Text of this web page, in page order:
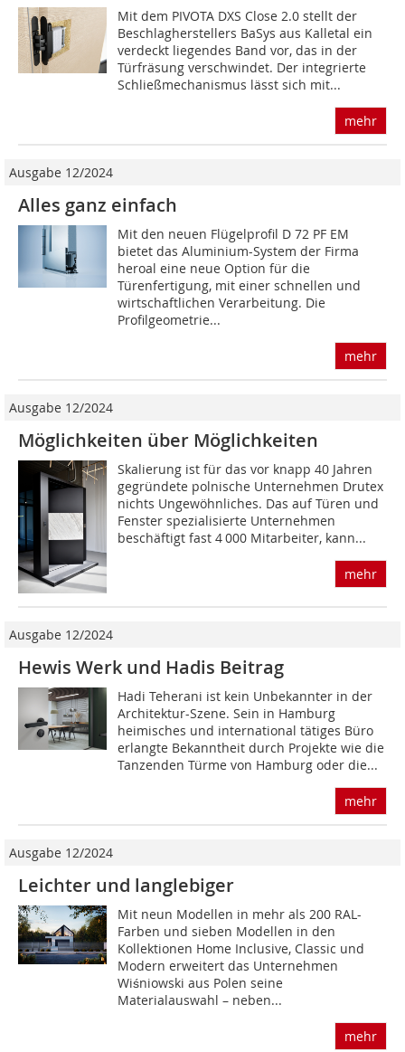
Mit dem PIVOTA DXS Close 2.0 stellt der
Beschlagherstellers BaSys aus Kalletal ein
verdeckt liegendes Band vor, das in der
Türfräsung verschwindet. Der integrierte
Schließmechanismus lässt sich mit...
mehr
Ausgabe 12/2024
Alles ganz einfach
Mit den neuen Flügelprofil D 72 PF EM
bietet das Aluminium-System der Firma
heroal eine neue Option für die
Türenfertigung, mit einer schnellen und
wirtschaftlichen Verarbeitung. Die
Profilgeometrie...
mehr
Ausgabe 12/2024
Möglichkeiten über Möglichkeiten
Skalierung ist für das vor knapp 40 Jahren
gegründete polnische Unternehmen Drutex
nichts Ungewöhnliches. Das auf Türen und
Fenster spezialisierte Unternehmen
beschäftigt fast 4 000 Mitarbeiter, kann...
mehr
Ausgabe 12/2024
Hewis Werk und Hadis Beitrag
Hadi Teherani ist kein Unbekannter in der
Architektur-Szene. Sein in Hamburg
heimisches und international tätiges Büro
erlangte Bekanntheit durch Projekte wie die
Tanzenden Türme von Hamburg oder die...
mehr
Ausgabe 12/2024
Leichter und langlebiger
Mit neun Modellen in mehr als 200 RAL-
Farben und sieben Modellen in den
Kollektionen Home Inclusive, Classic und
Modern erweitert das Unternehmen
Wiśniowski aus Polen seine
Materialauswahl – neben...
mehr